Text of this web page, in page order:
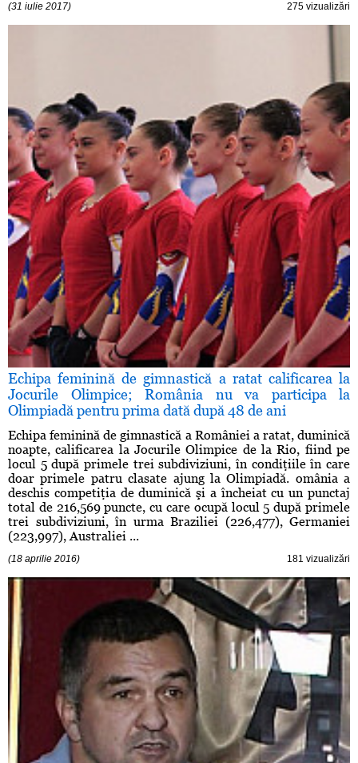
(31 iulie 2017) 275 vizualizări
Echipa feminină de gimnastică a ratat calificarea la
Jocurile Olimpice; România nu va participa la
Olimpiadă pentru prima dată după 48 de ani
Echipa feminină de gimnastică a României a ratat, duminică
noapte, calificarea la Jocurile Olimpice de la Rio, fiind pe
locul 5 după primele trei subdiviziuni, în condiţiile în care
doar primele patru clasate ajung la Olimpiadă. omânia a
deschis competiţia de duminică şi a încheiat cu un punctaj
total de 216,569 puncte, cu care ocupă locul 5 după primele
trei subdiviziuni, în urma Braziliei (226,477), Germaniei
(223,997), Australiei ...
(18 aprilie 2016) 181 vizualizări